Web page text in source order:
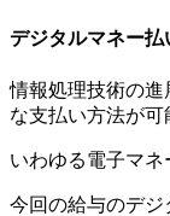
デジタルマネー払
情報処理技術の
な支払い方法が
いわゆる電子マネ
今回の給与のデ